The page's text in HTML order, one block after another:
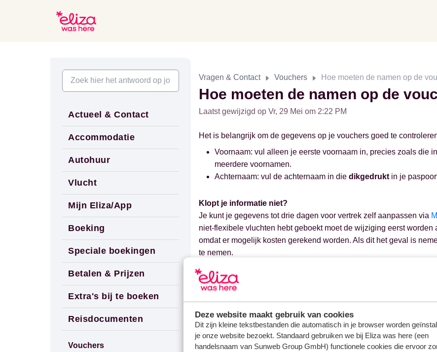
Deze website maakt gebruik van cookies
Dit zijn kleine tekstbestanden die automatisch in je browser worden
je onze website bezoekt. Standaard gebruiken we bij Eliza was here (een
handelsnaam van Sunweb Group GmbH) functionele cookies die ervoor
Actueel & Contact
Accommodatie
Autohuur
Vlucht
Mijn Eliza/App
Boeking
Speciale boekingen
Betalen & Prijzen
Extra's bij te boeken
Reisdocumenten
Vouchers
Vragen & Contact Vouchers Hoe moeten de namen op de
Hoe moeten de namen op de
Laatst gewijzigd op Vr, 29 Mei om 2:22 PM
Het is belangrijk om de gegevens op je vouchers goed te
Voornaam: vul alleen je eerste voornaam in, precies zoals die
meerdere voornamen.
Achternaam: vul de achternaam in die dikgedrukt in je
Klopt je informatie niet?
Je kunt je gegevens tot drie dagen voor vertrek zelf aanpassen via
niet-flexibele vluchten hebt geboekt moet de wijziging eerst
omdat er mogelijk kosten gerekend worden. Als dit het geval is
te nemen.
Wil je weten hoe je een naam wijzigt?
Vragen over hetzelfde onderwerp
Wanneer krijg ik de reisbescheiden toegestuurd?